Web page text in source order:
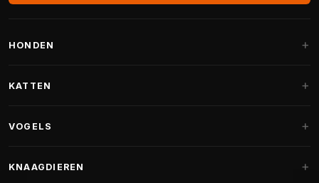
HONDEN
Fantail hondenmanden
KATTEN
Krabpalen voor Maine Coon
VOGELS
KNAAGDIEREN